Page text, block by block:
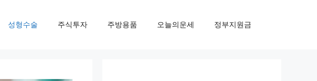
성형수술 주식투자 주방용품 오늘의운세 정부지원금